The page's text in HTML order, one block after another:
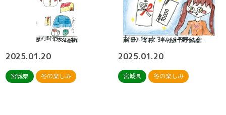
2025.01.20
宮城県 冬の楽しみ
2025.01.20
宮城県 冬の楽しみ